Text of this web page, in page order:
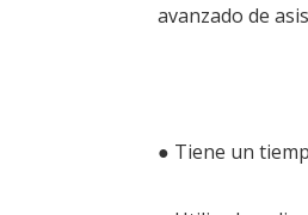
avanzado de
● Tiene un